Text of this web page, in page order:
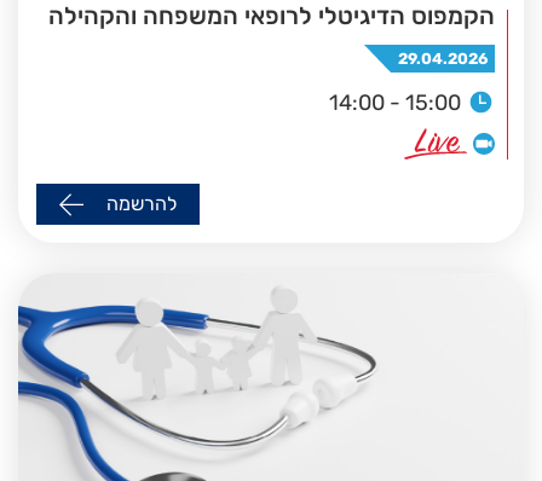
הקמפוס הדיגיטלי לרופאי המשפחה והקהילה
29.04.2026
14:00 - 15:00
להרשמה